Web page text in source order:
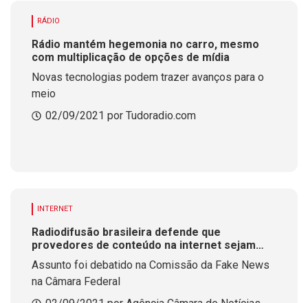
RÁDIO
Rádio mantém hegemonia no carro, mesmo
com multiplicação de opções de mídia
Novas tecnologias podem trazer avanços para o
meio
02/09/2021 por Tudoradio.com
INTERNET
Radiodifusão brasileira defende que
provedores de conteúdo na internet sejam
corresponsáveis
Assunto foi debatido na Comissão da Fake News
na Câmara Federal